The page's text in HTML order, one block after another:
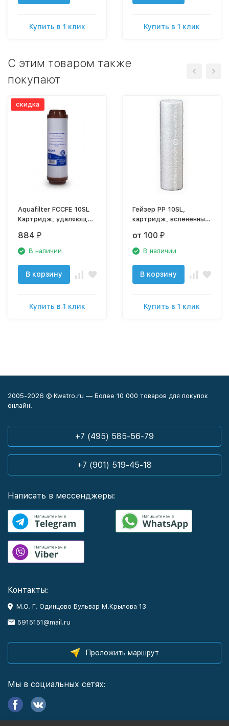
Купить в 1 клик Купить в 1 клик
C этим товаром также
покупают
скидка
Aquafilter FCCFE 10SL
Картридж, удаляющий
884 ₽
В наличии
В корзину
Купить в 1 клик
Гейзер PP 10SL,
картридж, вспененный
от 100 ₽
В наличии
В корзину
Купить в 1 клик
2005-2026 © Kwatro.ru — Более 10 000 товаров для покупок
онлайн!
+7 (495) 585-56-79
+7 (901) 519-45-18
Написать в мессенджеры:
Контакты:
М.О. Г. Одинцово Бульвар М.Крылова 13
5915151@mail.ru
Проложить маршрут
Мы в социальных сетях: